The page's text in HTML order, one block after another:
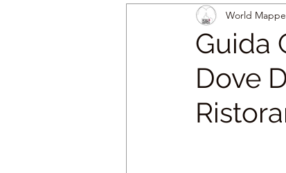
Guida
Dove
World